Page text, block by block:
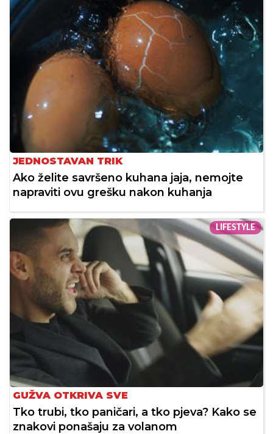
JEDNOSTAVAN TRIK
Ako želite savršeno kuhana jaja, nemojte
napraviti ovu grešku nakon kuhanja
LIFESTYLE
GUŽVA OTKRIVA SVE
Tko trubi, tko paničari, a tko pjeva? Kako se
znakovi ponašaju za volanom